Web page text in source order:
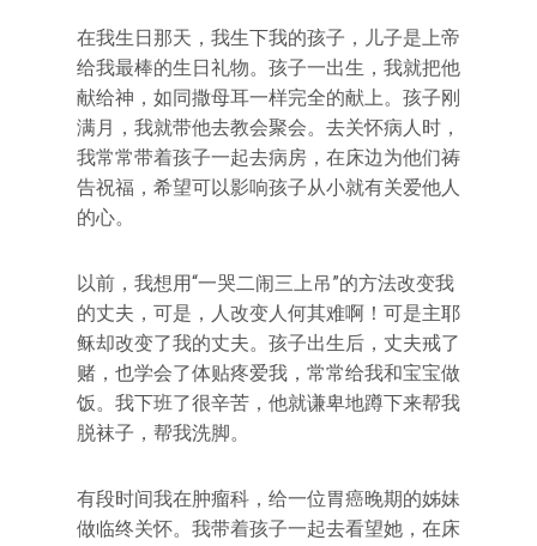
在我生日那天，我生下我的孩子，儿子是上帝
给我最棒的生日礼物。孩子一出生，我就把他
献给神，如同撒母耳一样完全的献上。孩子刚
满月，我就带他去教会聚会。去关怀病人时，
我常常带着孩子一起去病房，在床边为他们祷
告祝福，希望可以影响孩子从小就有关爱他人
的心。
以前，我想用“一哭二闹三上吊”的方法改变我
的丈夫，可是，人改变人何其难啊！可是主耶
稣却改变了我的丈夫。孩子出生后，丈夫戒了
赌，也学会了体贴疼爱我，常常给我和宝宝做
饭。我下班了很辛苦，他就谦卑地蹲下来帮我
脱袜子，帮我洗脚。
有段时间我在肿瘤科，给一位胃癌晚期的姊妹
做临终关怀。我带着孩子一起去看望她，在床